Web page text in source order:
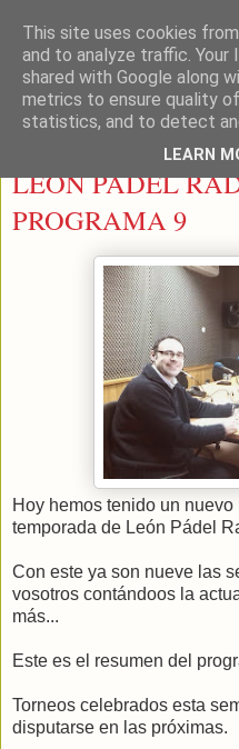
LEON
martes, 10 de febrero de 2015
LEON PADEL
PROGRAMA 9
Hoy hemos tenido un
temporada de León Pádel
Con este ya son nueve las
vosotros contándoos la
más...
Este es el resumen del
Torneos celebrados esta
disputarse en las próximas.
This site uses cookies
and to analyze traffic. Your
shared with Google along
metrics to ensure quality
statistics, and to detect
LEARN